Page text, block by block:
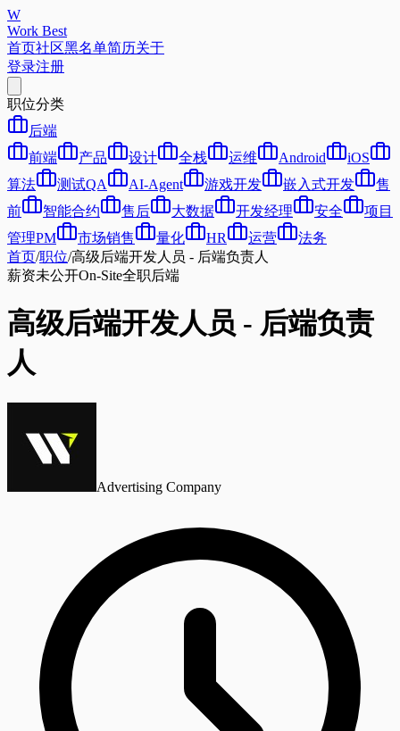
W
Work Best
首页社区黑名单简历关于
登录注册
职位分类
后端
前端
产品 设计 全栈 运维 Android
iOS
算法
测试QA AI-Agent 游戏开发 嵌入式开发
售
前
智能合约 售后 大数据 开发经理 安全
项目
管理PM
市场销售 量化 HR 运营
法务
首页/职位/高级后端开发人员 - 后端负责人
薪资未公开On-Site全职后端
高级后端开发人员 - 后端负责
人
Advertising Company